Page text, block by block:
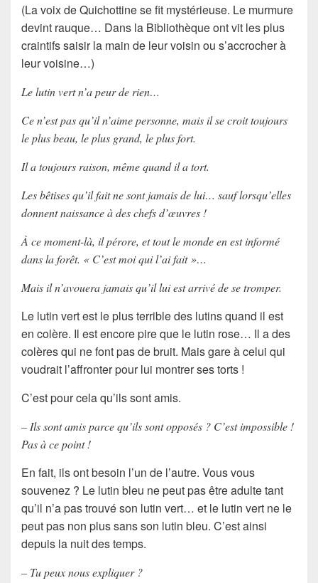
(La voix de Quichottine se fit mystérieuse. Le murmure
devint rauque… Dans la Bibliothèque ont vit les plus
craintifs saisir la main de leur voisin ou s’accrocher à
leur voisine…)
Le lutin vert n’a peur de rien…
Ce n’est pas qu’il n’aime personne, mais il se croit toujours
le plus beau, le plus grand, le plus fort.
Il a toujours raison, même quand il a tort.
Les bêtises qu’il fait ne sont jamais de lui… sauf lorsqu’elles
donnent naissance à des chefs d’œuvres !
À ce moment-là, il pérore, et tout le monde en est informé
dans la forêt. « C’est moi qui l’ai fait »…
Mais il n’avouera jamais qu’il lui est arrivé de se tromper.
Le lutin vert est le plus terrible des lutins quand il est
en colère. Il est encore pire que le lutin rose… Il a des
colères qui ne font pas de bruit. Mais gare à celui qui
voudrait l’affronter pour lui montrer ses torts !
C’est pour cela qu’ils sont amis.
– Ils sont amis parce qu’ils sont opposés ? C’est impossible !
Pas à ce point !
En fait, ils ont besoin l’un de l’autre. Vous vous
souvenez ? Le lutin bleu ne peut pas être adulte tant
qu’il n’a pas trouvé son lutin vert… et le lutin vert ne le
peut pas non plus sans son lutin bleu. C’est ainsi
depuis la nuit des temps.
– Tu peux nous expliquer ?